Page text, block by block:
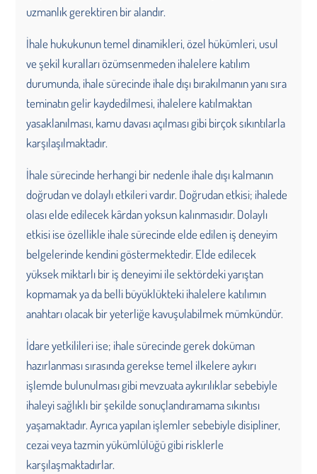
uzmanlık gerektiren bir alandır.
İhale hukukunun temel dinamikleri, özel hükümleri, usul
ve şekil kuralları özümsenmeden ihalelere katılım
durumunda, ihale sürecinde ihale dışı bırakılmanın yanı sıra
teminatın gelir kaydedilmesi, ihalelere katılmaktan
yasaklanılması, kamu davası açılması gibi birçok sıkıntılarla
karşılaşılmaktadır.
İhale sürecinde herhangi bir nedenle ihale dışı kalmanın
doğrudan ve dolaylı etkileri vardır. Doğrudan etkisi; ihalede
olası elde edilecek kârdan yoksun kalınmasıdır. Dolaylı
etkisi ise özellikle ihale sürecinde elde edilen iş deneyim
belgelerinde kendini göstermektedir. Elde edilecek
yüksek miktarlı bir iş deneyimi ile sektördeki yarıştan
kopmamak ya da belli büyüklükteki ihalelere katılımın
anahtarı olacak bir yeterliğe kavuşulabilmek mümkündür.
İdare yetkilileri ise; ihale sürecinde gerek doküman
hazırlanması sırasında gerekse temel ilkelere aykırı
işlemde bulunulması gibi mevzuata aykırılıklar sebebiyle
ihaleyi sağlıklı bir şekilde sonuçlandıramama sıkıntısı
yaşamaktadır. Ayrıca yapılan işlemler sebebiyle disipliner,
cezai veya tazmin yükümlülüğü gibi risklerle
karşılaşmaktadırlar.